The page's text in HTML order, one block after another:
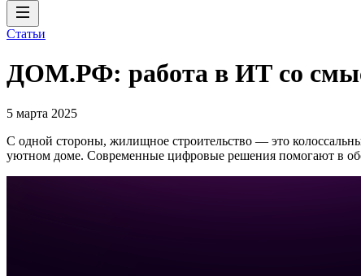
Статьи
ДОМ.РФ: работа в ИТ со
5 марта 2025
С одной стороны, жилищное строительство — это
уютном доме. Современные цифровые решения помогают в